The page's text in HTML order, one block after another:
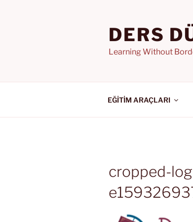
DERS
Learning Without
EĞİTİM ARAÇLARI
cropped-